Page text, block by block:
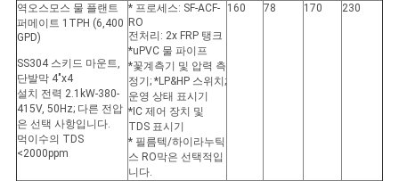
역오스모스 물 플랜트
퍼메이트 1TPH (6,400
GPD)
SS304 스키드 마운트,
단발막 4"x4
설치 전력 2.1kW-380-
415V, 50Hz; 다른 전압
은 선택 사항입니다.
먹이수의 TDS
<2000ppm
* 프로세스: SF-ACF-
RO
전처리: 2x FRP 탱크
*uPVC 물 파이프
*꽃계측기 및 압력 측
정기; *LP&HP 스위치;
운영 상태 표시기
*IC 제어 장치 및
TDS 표시기
* 필름텍/하이라누틱
스 RO막은 선택적입
니다.
160 78 170 230